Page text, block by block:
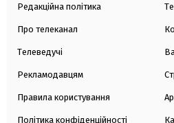
Редакційна політика
Про телеканал
Телеведучі
Рекламодавцям
Правила користування
Політика конфіденційності